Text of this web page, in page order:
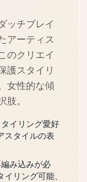
ッチブレイ
アーティス
のクリエイ
護スタイリ
女性的な傾
。
イリング愛好
スタイルの表
み込みが必
リング可能、